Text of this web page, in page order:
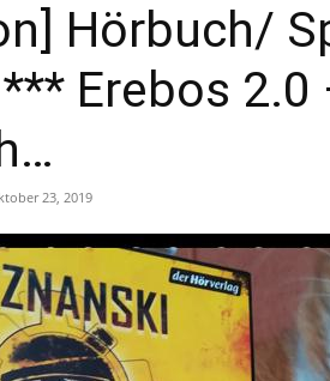
Hörbuch/
Erebos
23, 2019